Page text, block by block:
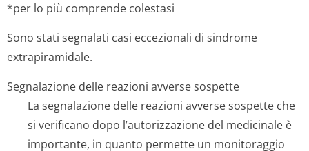
*per lo più comprende colestasi
Sono stati segnalati casi eccezionali di sindrome
extrapiramidale.
Segnalazione delle reazioni avverse sospette
La segnalazione delle reazioni avverse sospette che
si verificano dopo l’autorizzazione del medicinale è
importante, in quanto permette un monitoraggio